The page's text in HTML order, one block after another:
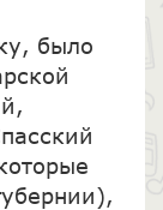
было